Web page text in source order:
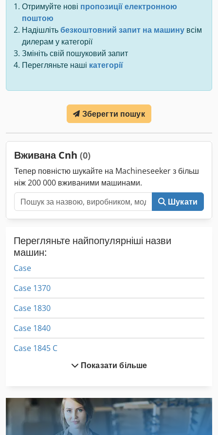
Отримуйте нові пропозиції електронною
поштою
Надішлітьбезкоштовний запит на машину всім
дилерам у категорії
Змініть свій пошуковий запит
Перегляньте наші категорії
Зберегти пошук
Вживана Cnh (0)
Тепер повністю шукайте на Machineseeker з більш
ніж 200 000 вживаними машинами.
Шукати
Перегляньте найпопулярніші назви
машин:
Case
Case 1370
Case 1830
Case 1840
Case 1845 C
Case 560
Показати більше